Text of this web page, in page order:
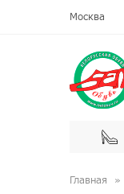
Москва
Главная